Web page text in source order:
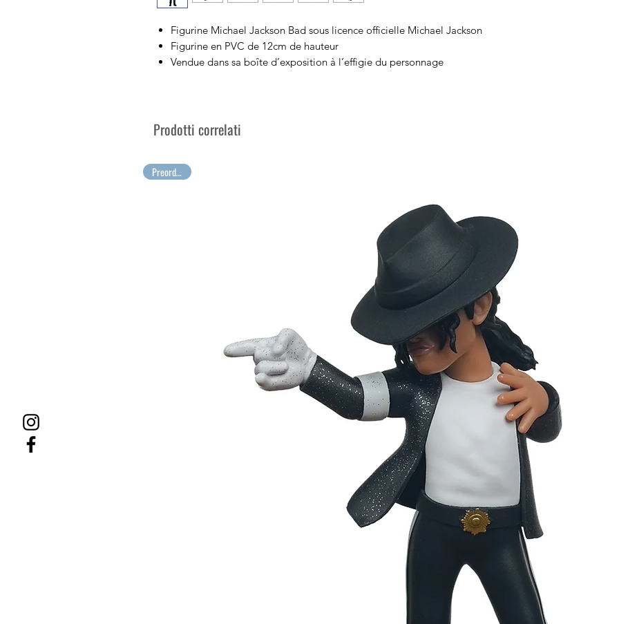
Figurine Michael Jackson Bad sous licence officielle Michael Jackson
Figurine en PVC de 12cm de hauteur
Vendue dans sa boîte d’exposition à l’effigie du personnage
Prodotti correlati
Preordinare